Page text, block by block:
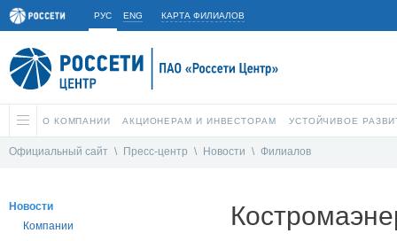
РУС ENG КАРТА ФИЛИАЛОВ
О КОМПАНИИ АКЦИОНЕРАМ И ИНВЕСТОРАМ УСТОЙЧИВОЕ
Официальный сайт \ Пресс-центр \ Новости \ Филиалов
Новости
Компании